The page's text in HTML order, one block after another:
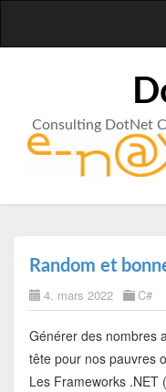
Consulting DotNet
Random et
4. mars 2022 C#
Générer des nombres
tête pour nos pauvres
Les Frameworks .NET